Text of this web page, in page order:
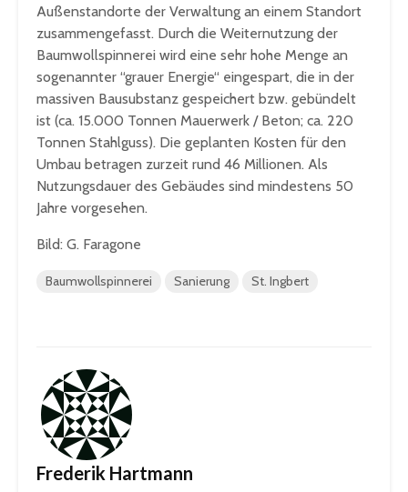
Außenstandorte der Verwaltung an einem Standort
zusammengefasst. Durch die Weiternutzung der
Baumwollspinnerei wird eine sehr hohe Menge an
sogenannter “grauer Energie“ eingespart, die in der
massiven Bausubstanz gespeichert bzw. gebündelt
ist (ca. 15.000 Tonnen Mauerwerk / Beton; ca. 220
Tonnen Stahlguss). Die geplanten Kosten für den
Umbau betragen zurzeit rund 46 Millionen. Als
Nutzungsdauer des Gebäudes sind mindestens 50
Jahre vorgesehen.
Bild: G. Faragone
Baumwollspinnerei Sanierung St. Ingbert
Frederik Hartmann